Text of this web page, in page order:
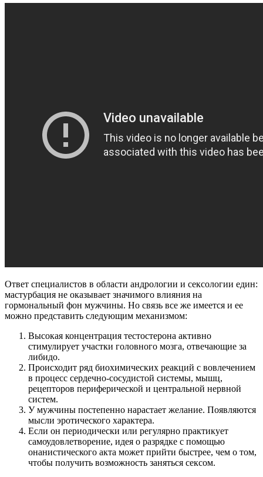
Ответ специалистов в области андрологии и сексологии един:
мастурбация не оказывает значимого влияния на
гормональный фон мужчины. Но связь все же имеется и ее
можно представить следующим механизмом:
Высокая концентрация тестостерона активно
стимулирует участки головного мозга, отвечающие за
либидо.
Происходит ряд биохимических реакций с вовлечением
в процесс сердечно-сосудистой системы, мышц,
рецепторов периферической и центральной нервной
систем.
У мужчины постепенно нарастает желание. Появляются
мысли эротического характера.
Если он периодически или регулярно практикует
самоудовлетворение, идея о разрядке с помощью
онанистического акта может прийти быстрее, чем о том,
чтобы получить возможность заняться сексом.